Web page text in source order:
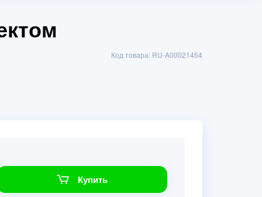
Код товара: RU-A00021454
Купить